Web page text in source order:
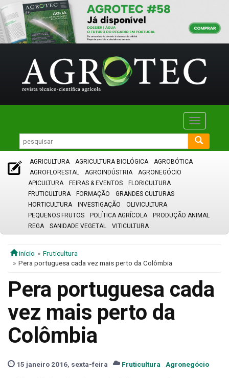
Toggle
AGRICULTURA AGRICULTURA BIOLÓGICA
AGROBÓTICA
AGROFLORESTAL
AGROINDÚSTRIA
AGRONEGÓCIO
APICULTURA
FEIRAS & EVENTOS
FLORICULTURA
FRUTICULTURA
FORMAÇÃO
GRANDES CULTURAS
HORTICULTURA
INVESTIGAÇÃO
OLIVICULTURA
PEQUENOS FRUTOS
POLÍTICA AGRÍCOLA
PRODUÇÃO ANIMAL
REGA
SANIDADE VEGETAL VITICULTURA
início
Fruticultura
Pera portuguesa cada vez mais perto da Colômbia
Pera portuguesa cada
vez mais perto da
Colômbia
15 janeiro 2016, sexta-feira Fruticultura Agronegócio